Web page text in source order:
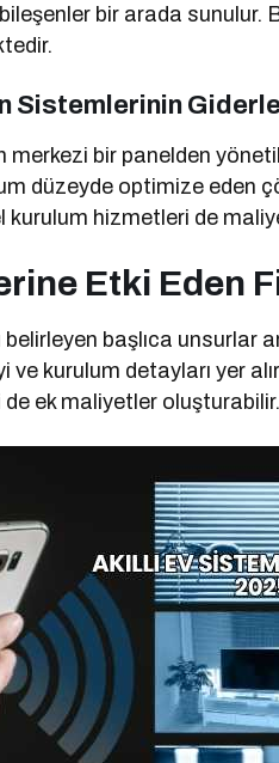
bir arada
Sistemlerinin
merkezi bir panelden
düzeyde optimize eden
hizmetleri de
Etki Eden
belirleyen başlıca
kurulum detayları yer
ek maliyetler oluşturabilir.